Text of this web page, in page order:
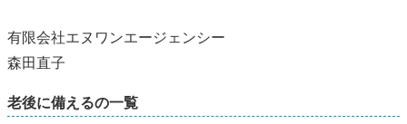
有限会社エヌワンエージェンシー
森田直子
老後に備えるの一覧